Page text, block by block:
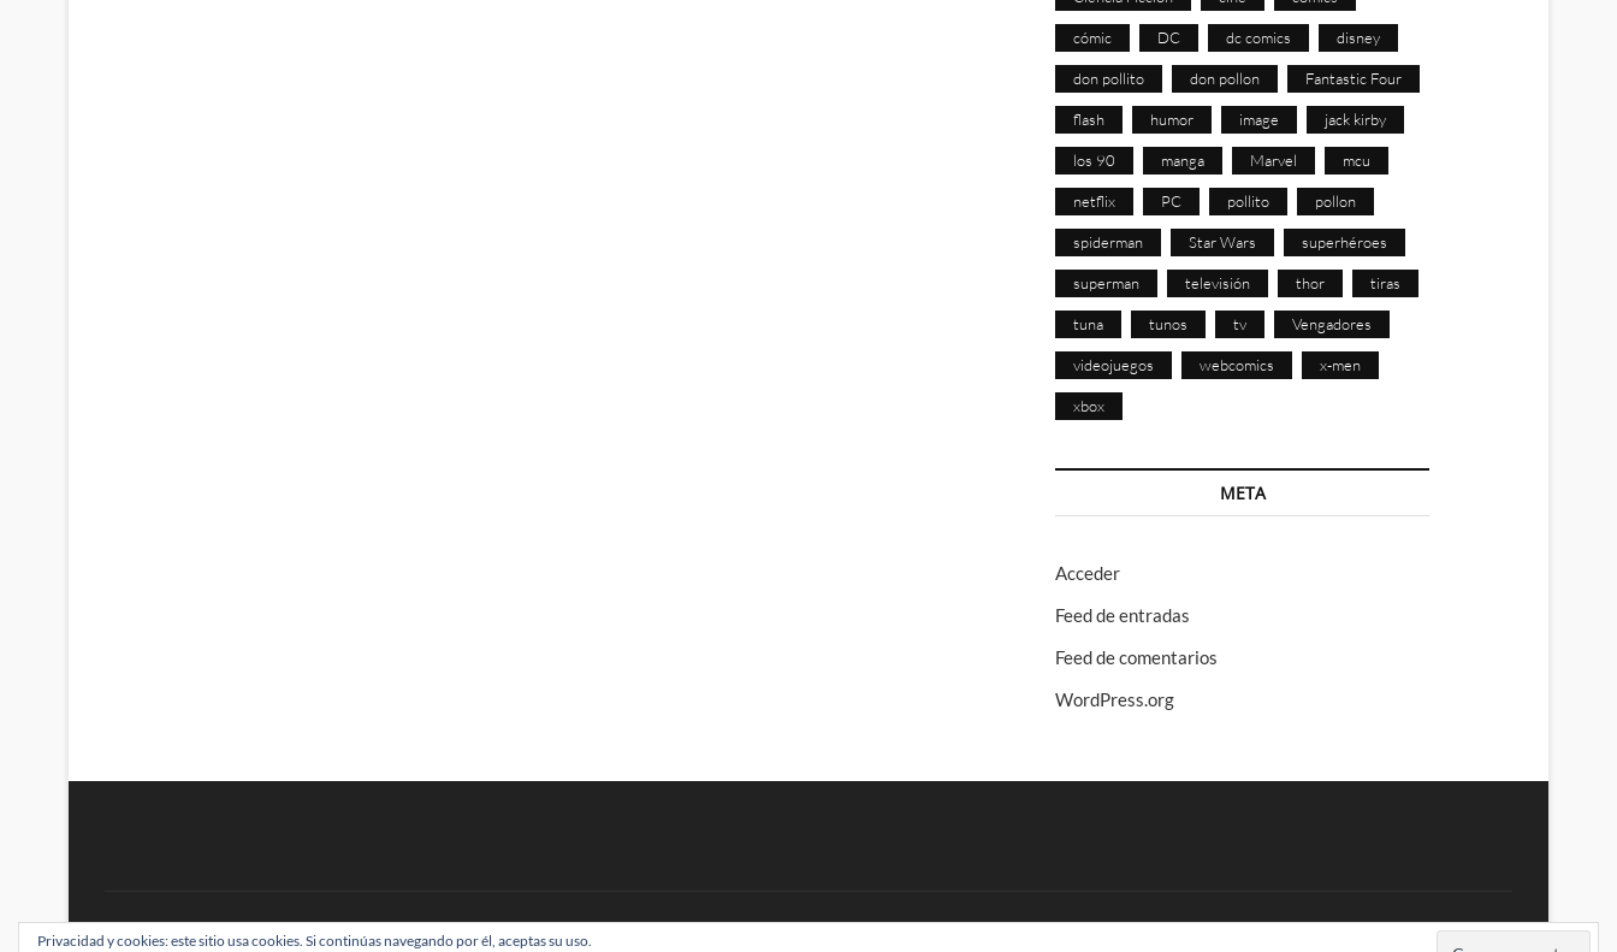
cómic DC dc comics disney
don pollito don pollon Fantastic Four
flash humor image jack kirby
los 90 manga Marvel mcu
netflix PC pollito pollon
spiderman Star Wars superhéroes
superman televisión thor tiras
tuna tunos tv Vengadores
videojuegos webcomics x-men
xbox
META
Acceder
Feed de entradas
Feed de comentarios
WordPress.org
BRAINSTOMPING| Diseñado por:Theme Freesia|WordPress| © Todos los derechos reservados
Privacidad y cookies: este sitio usa cookies. Si continúas navegando por él, aceptas su uso.